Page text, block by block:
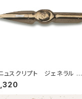
ュスクリプト ジェネラル シ
クスピア 2本入